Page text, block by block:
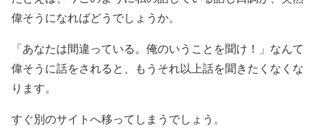
偉そうになればどうでしょうか。
「あなたは間違っている。俺のいうことを聞け！」なんて
偉そうに話をされると、もうそれ以上話を聞きたくなくな
ります。
すぐ別のサイトへ移ってしまうでしょう。